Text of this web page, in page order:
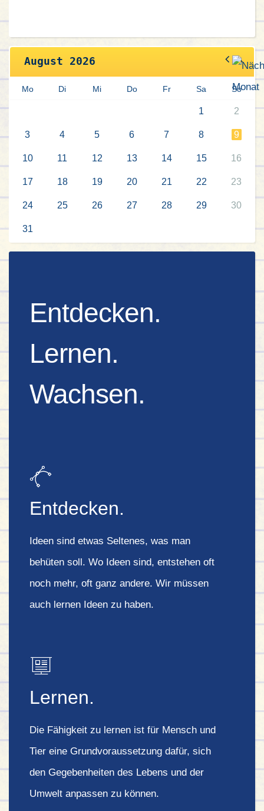
August 2026
Mo Di Mi Do Fr Sa So
1 2
3 4 5 6 7 8 9
10 11 12 13 14 15 16
17 18 19 20 21 22 23
24 25 26 27 28 29 30
31
Entdecken.
Lernen.
Wachsen.
Entdecken.
Ideen sind etwas Seltenes, was man
behüten soll. Wo Ideen sind, entstehen oft
noch mehr, oft ganz andere. Wir müssen
auch lernen Ideen zu haben.
Lernen.
Die Fähigkeit zu lernen ist für Mensch und
Tier eine Grundvoraussetzung dafür, sich
den Gegebenheiten des Lebens und der
Umwelt anpassen zu können.